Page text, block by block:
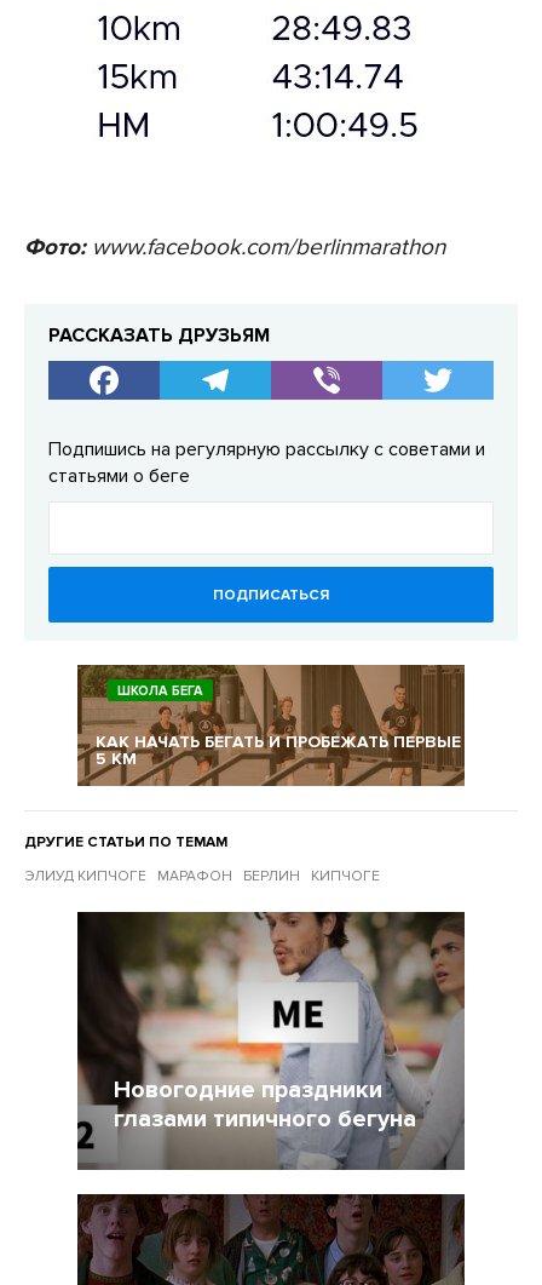
Фото:www.facebook.com/berlinmarathon
РАССКАЗАТЬ ДРУЗЬЯМ
Подпишись на регулярную рассылку с советами и
статьями о беге
ПОДПИСАТЬСЯ
ШКОЛА БЕГА
КАК НАЧАТЬ БЕГАТЬ И ПРОБЕЖАТЬ ПЕРВЫЕ
5 КМ
ДРУГИЕ СТАТЬИ ПО ТЕМАМ
ЭЛИУД КИПЧОГЕ
МАРАФОН БЕРЛИН КИПЧОГЕ
Другие статьи по темам
Новогодние праздники
глазами типичного бегуна